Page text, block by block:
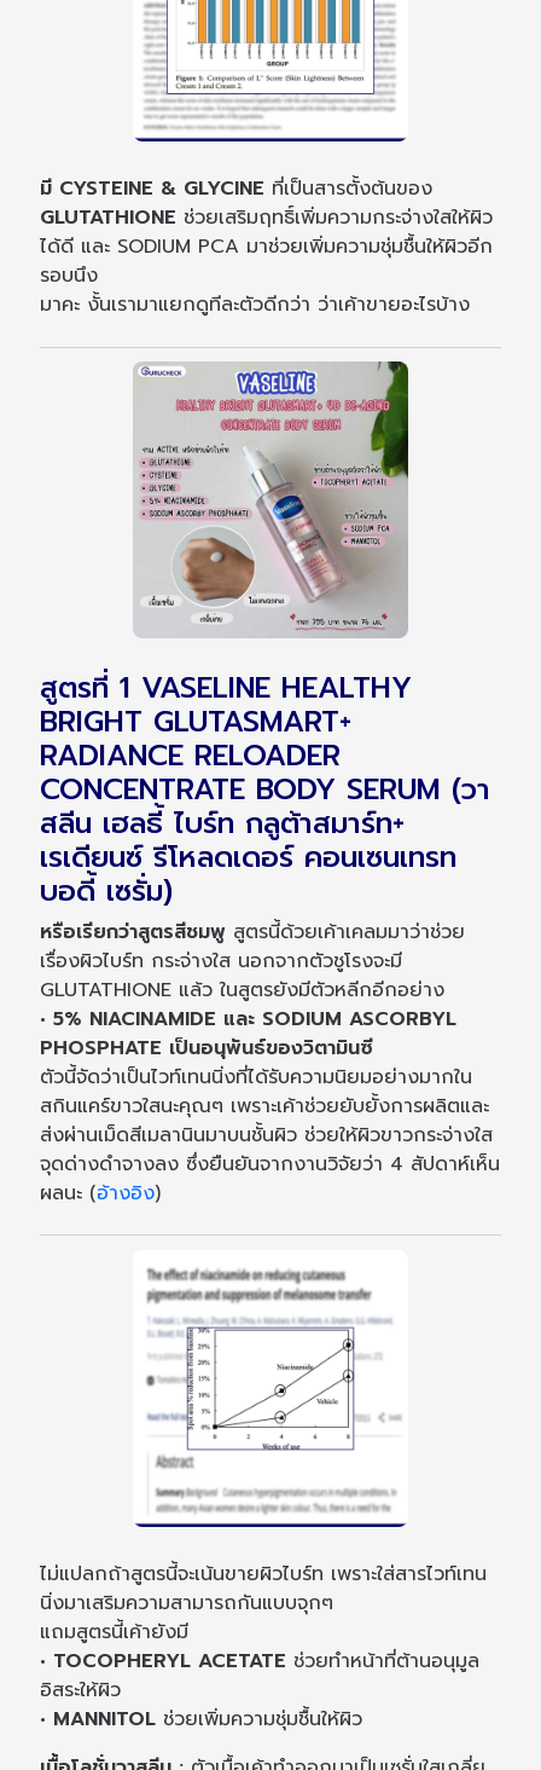
มี CYSTEINE & GLYCINE ที่เป็นสารตั้งต้นของ
GLUTATHIONE ช่วยเสริมฤทธิ์เพิ่มความกระจ่างใสให้ผิว
ได้ดี และ SODIUM PCA มาช่วยเพิ่มความชุ่มชื้นให้ผิวอีก
รอบนึง
มาคะ งั้นเรามาแยกดูทีละตัวดีกว่า ว่าเค้าขายอะไรบ้าง
สูตรที่ 1 VASELINE HEALTHY
BRIGHT GLUTASMART+
RADIANCE RELOADER
CONCENTRATE BODY SERUM (วา
สลีน เฮลธี้ ไบร์ท กลูต้าสมาร์ท+
เรเดียนซ์ รีโหลดเดอร์ คอนเซนเทรท
บอดี้ เซรั่ม)
หรือเรียกว่าสูตรสีชมพู สูตรนี้ด้วยเค้าเคลมมาว่าช่วย
เรื่องผิวไบร์ท กระจ่างใส นอกจากตัวชูโรงจะมี
GLUTATHIONE แล้ว ในสูตรยังมีตัวหลีกอีกอย่าง
• 5% NIACINAMIDE และ SODIUM ASCORBYL
PHOSPHATE เป็นอนุพันธ์ของวิตามินซี
ตัวนี้จัดว่าเป็นไวท์เทนนิ่งที่ได้รับความนิยมอย่างมากใน
สกินแคร์ขาวใสนะคุณๆ เพราะเค้าช่วยยับยั้งการผลิตและ
ส่งผ่านเม็ดสีเมลานินมาบนชั้นผิว ช่วยให้ผิวขาวกระจ่างใส
จุดด่างดำจางลง ซึ่งยืนยันจากงานวิจัยว่า 4 สัปดาห์เห็น
ผลนะ (อ้างอิง)
ไม่แปลกถ้าสูตรนี้จะเน้นขายผิวไบร์ท เพราะใส่สารไวท์เทน
นิ่งมาเสริมความสามารถกันแบบจุกๆ
แถมสูตรนี้เค้ายังมี
• TOCOPHERYL ACETATE ช่วยทำหน้าที่ต้านอนุมูล
อิสระให้ผิว
• MANNITOL ช่วยเพิ่มความชุ่มชื้นให้ผิว